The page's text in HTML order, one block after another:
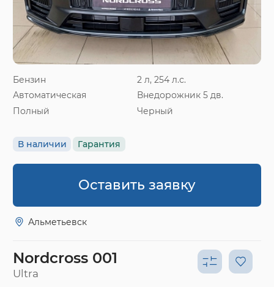
Бензин
2 л, 254 л.с.
Автоматическая
Внедорожник 5 дв.
Полный
Черный
В наличии Гарантия
Оставить заявку
Альметьевск
Nordcross 001
Ultra